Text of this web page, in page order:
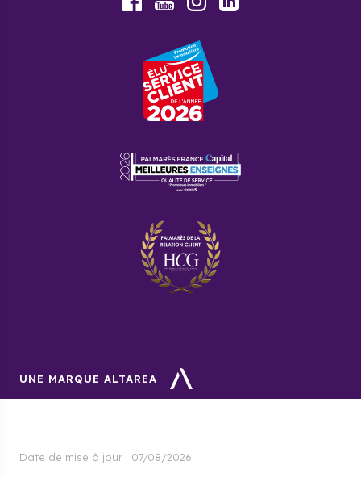
FacebookYoutubeInstagram
UNE MARQUE ALTAREA
Date de mise à jour : 07/08/2026